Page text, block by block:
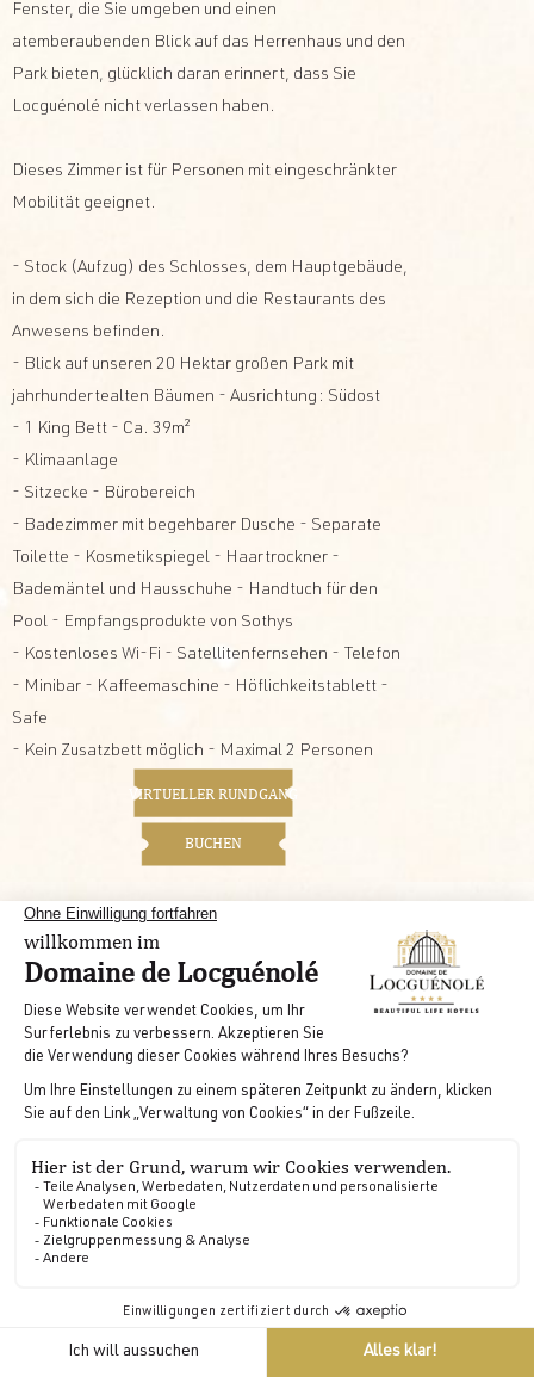
Fenster, die Sie umgeben und einen
atemberaubenden Blick auf das Herrenhaus und den
Park bieten, glücklich daran erinnert, dass Sie
Locguénolé nicht verlassen haben.
Dieses Zimmer ist für Personen mit eingeschränkter
Mobilität geeignet.
- Stock (Aufzug) des Schlosses, dem Hauptgebäude,
in dem sich die Rezeption und die Restaurants des
Anwesens befinden.
- Blick auf unseren 20 Hektar großen Park mit
jahrhundertealten Bäumen - Ausrichtung: Südost
- 1 King Bett - Ca. 39m²
- Klimaanlage
- Sitzecke - Bürobereich
- Badezimmer mit begehbarer Dusche - Separate
Toilette - Kosmetikspiegel - Haartrockner -
Bademäntel und Hausschuhe - Handtuch für den
Pool - Empfangsprodukte von Sothys
- Kostenloses Wi-Fi - Satellitenfernsehen - Telefon
- Minibar - Kaffeemaschine - Höflichkeitstablett -
Safe
- Kein Zusatzbett möglich - Maximal 2 Personen
VIRTUELLER RUNDGANG
BUCHEN
Cosy Parc